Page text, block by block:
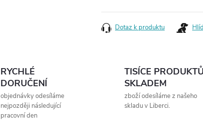
Dotaz k produktu
RYCHLÉ
DORUČENÍ
objednávky odesíláme
nejpozději následující
pracovní den
TISÍCE
SKLADEM
zboží odesíláme z našeho
skladu v Liberci.